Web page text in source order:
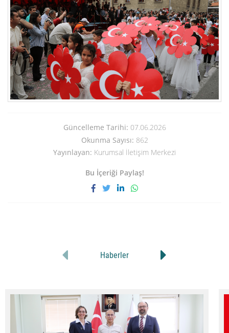
Güncelleme Tarihi: 07.06.2026
Okunma Sayısı: 862
Yayınlayan: Kurumsal İletişim Merkezi
Bu İçeriği Paylaş!
Haberler